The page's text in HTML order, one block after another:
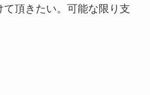
頂きたい。可能な限り支